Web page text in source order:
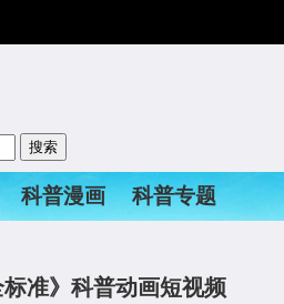
科普漫画
科普专题
准》科普动画短视频